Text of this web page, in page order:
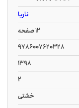
ناریا
12 صفحه
9786007620328
1398
2
خشتی